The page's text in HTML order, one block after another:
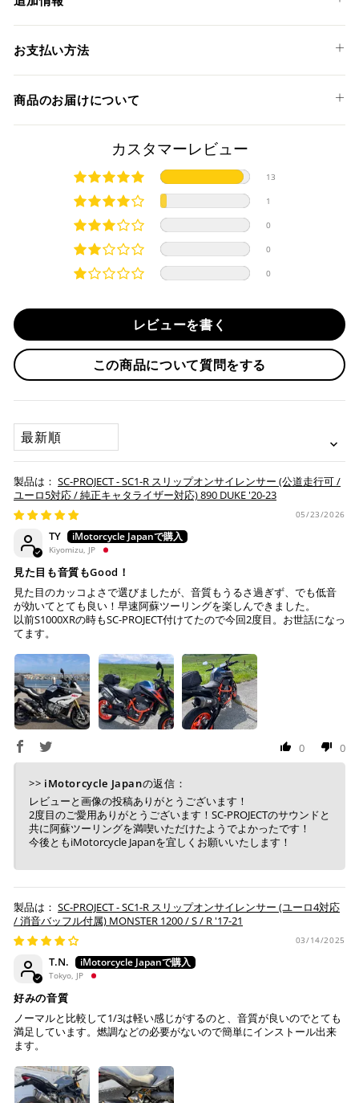
CB1000R '18-20
SC1-Rサイレンサーは五角形シェルが特徴で、過酷なレース
ます。
SBKを初めとする多くの選手権で高性能を発揮し、結果を出
スリムにマウントさせることが可能で、高パフォーマンスと
軽量化、そしてルックスの向上に大きな変化をもたらしま
サイレンサーのエンドキャップには超軽量＆高強度のドライ
カーボンを惜しみなく採用しています。
サイレンサー本体にはSC-PROJECT (SCプロジェクト) のロゴ
が施されております。
本製品にはあらかじめ消音バッフルが装着されております。
必ず商品ページの表と、車検証に記載の原動機の型式が
一致するか確認してください。
一致しない場合は車検非対応となります。
お支払い方法
クレジットカード
上記クレジットカードをご利用頂けます。
分割払い、リボ払い、3Dセキュア対応カードをご利用の
際は、『クレジットカード決済(3Dセキュア) - SBPS』を
ご選択ください。
対応支払回数について以下の通りです。
・分割払い (3,5,6,10,12,15,18,20,24回)
※ 分割払い、リボ払いは決済金額が税込10,000円以上の
場合のみご利用いただけます。
※ American Expressでの分割払いのご利用には、事前
す。
※ Diners Clubは分割払い非対応のため、一括払い・リ
ボ払いのみご利用頂けます。
※ 手数料、利息はご利用のカード会社の定めによります
ので、事前にご確認ください。
楽天ペイ
いが可能です。
楽天ポイントが貯まる・使える！「簡単」「あんしん」
「お得」な楽天ペイをご利用ください。
※ 楽天ポイントが貯まるのは楽天カード・楽天ポイン
※ 現在楽天ペイでご使用頂けるクレジットカードは
キャッシュレス決済
い方法をご選択頂き、クリックするだけで簡単に支払い
が完了します。
※ ご利用には事前にPayPay、Apple Payの利用登録が
必要です。
コンビニ決済(事前決済)
商品のお届けについて
商品発送までの日数について
ご希望商品の在庫状況により異なります。 詳しくは該当商品
選択後に表示される納期をご確認ください。
国内在庫ありの場合
・平日16時までのご注文、お支払い完了で即日発送いたしま
・前払い決済（銀行振込等）の場合、15時までに弊社でのご
入金確認が完了いたしましたら即日発送いたします。
・お取り寄せ商品等を一緒にご注文の場合は、基本的にはお
取り寄せ商品が揃ってからの発送になります。別で発送をご
お取り寄せの場合
・商品ページの納期はあくまで目安になりますので、納期が
早まる場合もございます。
・運送状況や繁忙期の影響により遅れが生じる場合もござい
配送送料について
１回のご注文で商品代金合計が¥11,000(税込）以上の場合
は、送料が無料となります。
※通常送料は¥770(税込)です。
配送会社について
ヤマト運輸になります。 配送会社の指定はできかねます。
カスタマーレビュー
13
1
0
0
0
レビューを書く
この商品について質問をする
SORT BY
SC-PROJECT - SC1-R スリップオンサイレンサー (公道走行可 /
ユーロ5対応 / 純正キャタライザー対応) 890 DUKE '20-23
05/23/2026
TY
Kiyomizu, JP
見た目も音質もGood！
見た目のカッコよさで選びましたが、音質もうるさ過ぎず、でも低音
が効いてとても良い！早速阿蘇ツーリングを楽しんできました。
以前S1000XRの時もSC-PROJECT付けてたので今回2度目。お世話になっ
てます。
0 0
>> iMotorcycle Japanの返信：
レビューと画像の投稿ありがとうございます！
2度目のご愛用ありがとうございます！SC-PROJECTのサウンドと
共に阿蘇ツーリングを満喫いただけたようでよかったです！
今後ともiMotorcycle Japanを宜しくお願いいたします！
SC-PROJECT - SC1-R スリップオンサイレンサー (ユーロ4対応
/ 消音バッフル付属) MONSTER 1200 / S / R '17-21
03/14/2025
T.N.
Tokyo, JP
好みの音質
ノーマルと比較して1/3は軽い感じがするのと、音質が良いのでとても
満足しています。燃調などの必要がないので簡単にインストール出来
ます。